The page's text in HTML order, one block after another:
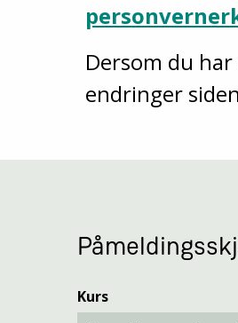
Dersom du
endringer
Kurs